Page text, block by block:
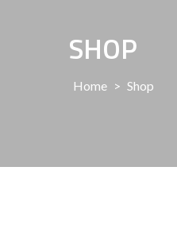
SHOP
Home > Shop